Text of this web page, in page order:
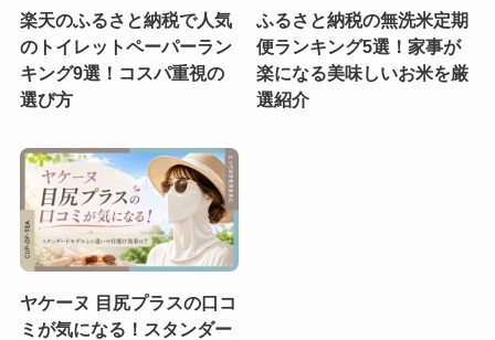
楽天のふるさと納税で人気
のトイレットペーパーラン
キング9選！コスパ重視の
選び方
ふるさと納税の無洗米定期
便ランキング5選！家事が
楽になる美味しいお米を厳
選紹介
ヤケーヌ 目尻プラスの口コ
ミが気になる！スタンダー